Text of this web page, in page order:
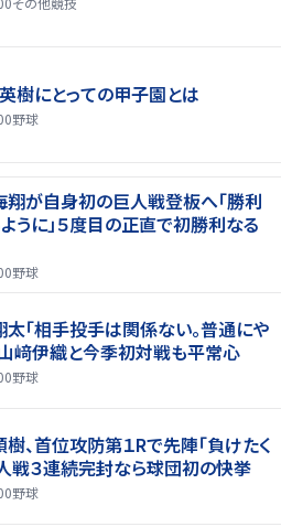
樹にとっての甲子園とは
野球
翔が自身初の巨人戦登板へ「勝利
うに」５度目の正直で初勝利なる
野球
太「相手投手は関係ない。普通にや
﨑伊織と今季初対戦も平常心
野球
樹、首位攻防第１Rで先陣「負けたく
戦３連続完封なら球団初の快挙
野球